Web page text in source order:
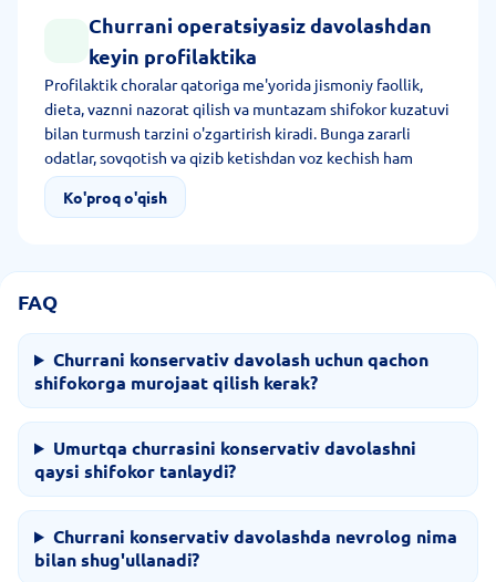
Churrani operatsiyasiz davolashdan
keyin profilaktika
Profilaktik choralar qatoriga me'yorida jismoniy faollik,
dieta, vaznni nazorat qilish va muntazam shifokor kuzatuvi
bilan turmush tarzini o'zgartirish kiradi. Bunga zararli
odatlar, sovqotish va qizib ketishdan voz kechish ham
kiradi. Aniq tavsiyalar ro'yxati patologiya turiga bog'liq.
Ko'proq o'qish
FAQ
Churrani konservativ davolash uchun qachon
shifokorga murojaat qilish kerak?
Umurtqa churrasini konservativ davolashni
qaysi shifokor tanlaydi?
Churrani konservativ davolashda nevrolog nima
bilan shug'ullanadi?